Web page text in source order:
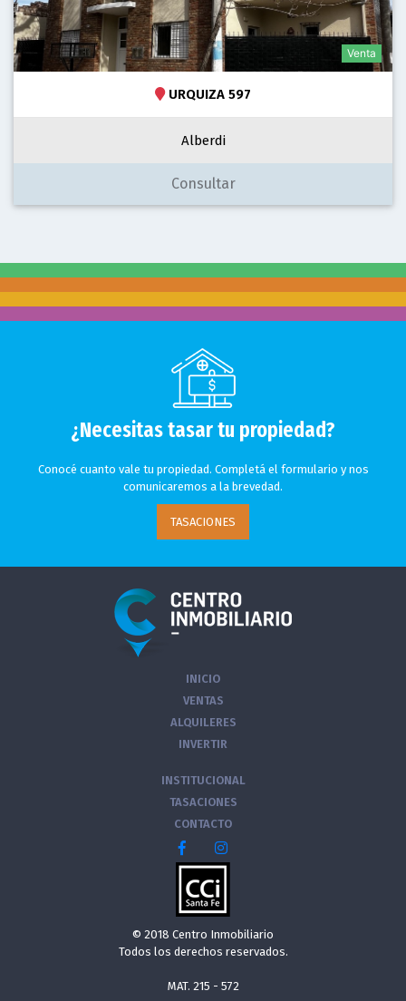
Venta
URQUIZA 597
Alberdi
Consultar
¿Necesitas tasar tu propiedad?
Conocé cuanto vale tu propiedad. Completá el formulario y nos
comunicaremos a la brevedad.
TASACIONES
INICIO
VENTAS
ALQUILERES
INVERTIR
INSTITUCIONAL
TASACIONES
CONTACTO
© 2018 Centro Inmobiliario
Todos los derechos reservados.
MAT. 215 - 572